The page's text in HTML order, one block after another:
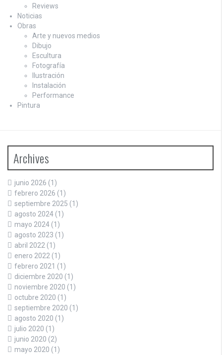
Reviews
Noticias
Obras
Arte y nuevos medios
Dibujo
Escultura
Fotografía
Ilustración
Instalación
Performance
Pintura
Archives
junio 2026 (1)
febrero 2026 (1)
septiembre 2025 (1)
agosto 2024 (1)
mayo 2024 (1)
agosto 2023 (1)
abril 2022 (1)
enero 2022 (1)
febrero 2021 (1)
diciembre 2020 (1)
noviembre 2020 (1)
octubre 2020 (1)
septiembre 2020 (1)
agosto 2020 (1)
julio 2020 (1)
junio 2020 (2)
mayo 2020 (1)